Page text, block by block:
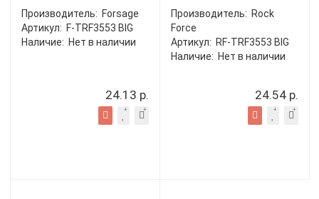
Производитель: Forsage
Артикул: F-TRF3553 BIG
Наличие: Нет в наличии
24.13 р.
Производитель: Rock
Force
Артикул: RF-TRF3553 BIG
Наличие: Нет в наличии
24.54 р.